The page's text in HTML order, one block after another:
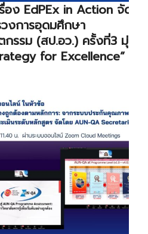
รื่อง EdPEx in Action จัด
วงการอุดมศึกษา
กรรม (สป.อว.) ครั้งที่3 มุ่ง
for Excellence”